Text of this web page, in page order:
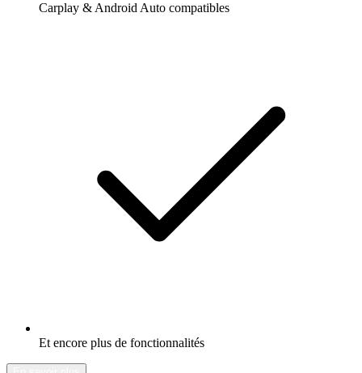
Carplay & Android Auto compatibles
Et encore plus de fonctionnalités